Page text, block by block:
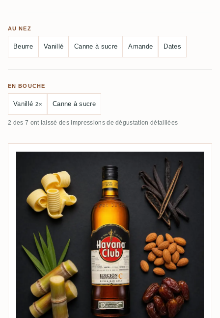
AU NEZ
Beurre Vanillé Canne à sucre Amande Dates
EN BOUCHE
Vanillé 2× Canne à sucre
2 des 7 ont laissé des impressions de dégustation détaillées